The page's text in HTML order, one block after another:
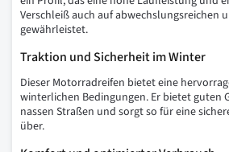
Verschleiß auch auf abwechslungsreichen
gewährleistet.
Traktion und Sicherheit im Winter
Dieser Motorradreifen bietet eine
winterlichen Bedingungen. Er bietet guten
nassen Straßen und sorgt so für eine
über.